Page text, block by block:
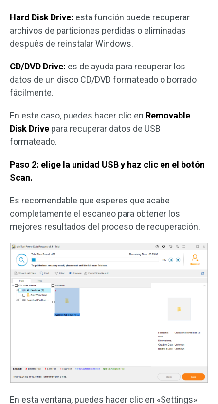
Hard Disk Drive: esta función puede recuperar
archivos de particiones perdidas o eliminadas
después de reinstalar Windows.
CD/DVD Drive: es de ayuda para recuperar los
datos de un disco CD/DVD formateado o borrado
fácilmente.
En este caso, puedes hacer clic en Removable
Disk Drive para recuperar datos de USB
formateado.
Paso 2: elige la unidad USB y haz clic en el botón
Scan.
Es recomendable que esperes que acabe
completamente el escaneo para obtener los
mejores resultados del proceso de recuperación.
En esta ventana, puedes hacer clic en «Settings»